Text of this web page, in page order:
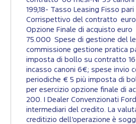
199,18- Tasso Leasing Fisso
Corrispettivo del contratto euro
Opzione Finale di acquisto
75.000 Spese di gestione del
commissione gestione pratica
imposta di bollo su contratto
incasso canoni 6€; spese invio
periodiche € 5 più imposta di
per esercizio opzione finale di
200. I Dealer Convenzionati
intermediari del credito. La
creditizio dell’operazione è